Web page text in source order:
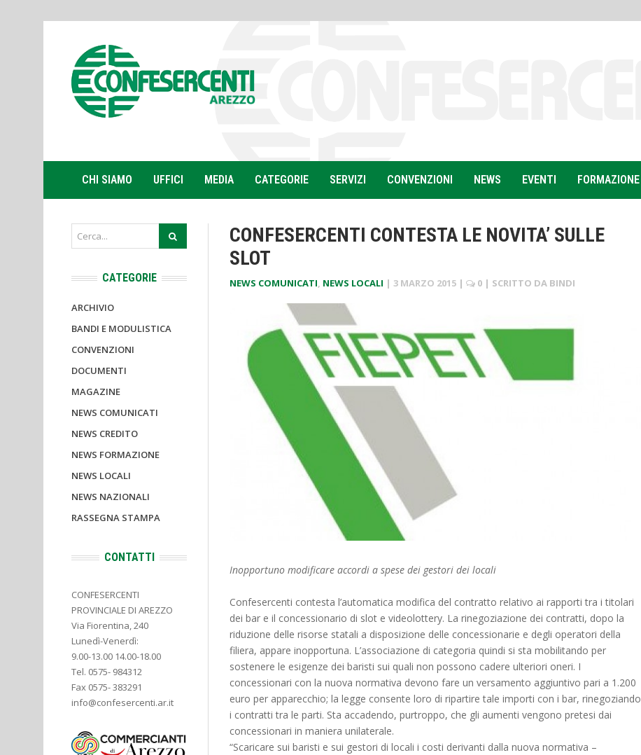
CHI SIAMO UFFICI MEDIA CATEGORIE SERVIZI CONVENZIONI NEWS EVENTI FORMAZIONE
CONFESERCENTI CONTESTA LE NOVITA’ SULLE
SLOT
NEWS COMUNICATI, NEWS LOCALI | 3 MARZO 2015 | 0 | SCRITTO DA BINDI
Inopportuno modificare accordi a spese dei gestori dei locali
Confesercenti contesta l’automatica modifica del contratto relativo ai rapporti tra i titolari
dei bar e il concessionario di slot e videolottery. La rinegoziazione dei contratti, dopo la
riduzione delle risorse statali a disposizione delle concessionarie e degli operatori della
filiera, appare inopportuna. L’associazione di categoria quindi si sta mobilitando per
sostenere le esigenze dei baristi sui quali non possono cadere ulteriori oneri. I
concessionari con la nuova normativa devono fare un versamento aggiuntivo pari a 1.200
euro per apparecchio; la legge consente loro di ripartire tale importi con i bar, rinegoziando
i contratti tra le parti. Sta accadendo, purtroppo, che gli aumenti vengono pretesi dai
concessionari in maniera unilaterale.
“Scaricare sui baristi e sui gestori di locali i costi derivanti dalla nuova normativa –
CATEGORIE
ARCHIVIO
BANDI E MODULISTICA
CONVENZIONI
DOCUMENTI
MAGAZINE
NEWS COMUNICATI
NEWS CREDITO
NEWS FORMAZIONE
NEWS LOCALI
NEWS NAZIONALI
RASSEGNA STAMPA
CONTATTI
CONFESERCENTI
PROVINCIALE DI AREZZO
Via Fiorentina, 240
Lunedì-Venerdì:
9.00-13.00 14.00-18.00
Tel. 0575- 984312
Fax 0575- 383291
info@confesercenti.ar.it